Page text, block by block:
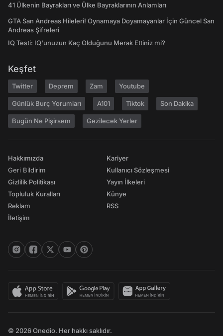
41 Ülkenin Bayrakları ve Ülke Bayraklarının Anlamları
GTA San Andreas Hileleri! Oynamaya Doyamayanlar İçin Güncel San
Andreas Şifreleri
IQ Testi: IQ'unuzun Kaç Olduğunu Merak Ettiniz mi?
Keşfet
Twitter Deprem Zam Youtube
Günlük Burç Yorumları A101 Tiktok Son Dakika
Bugün Ne Pişirsem Gezilecek Yerler
Hakkımızda
Geri Bildirim
Gizlilik Politikası
Topluluk Kuralları
Reklam
İletişim
Kariyer
Kullanıcı Sözleşmesi
Yayın İlkeleri
Künye
RSS
© 2026 Onedio. Her hakkı saklıdır.